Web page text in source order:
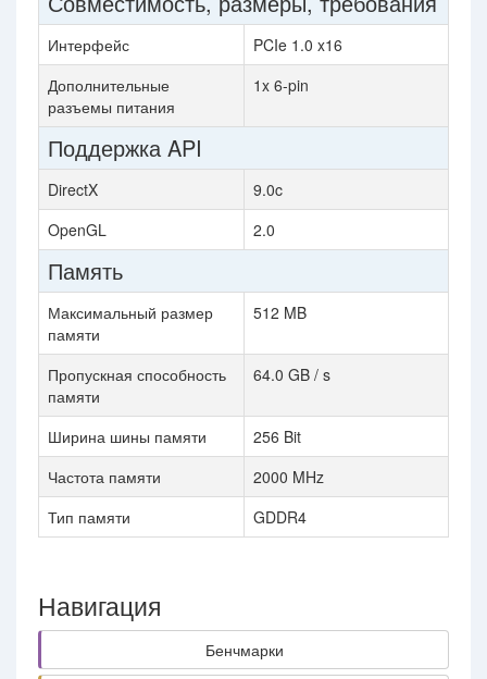
Интерфейс
PCIe 1.0 x16
Дополнительные
разъемы питания
1x 6-pin
Поддержка API
DirectX
9.0c
OpenGL
2.0
Память
Максимальный размер
памяти
512 MB
Пропускная способность
памяти
64.0 GB / s
Ширина шины памяти
256 Bit
Частота памяти
2000 MHz
Тип памяти
GDDR4
Навигация
Бенчмарки